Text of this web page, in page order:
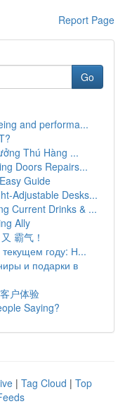
Report Page
Go
and performa...
Thú Hàng ...
Doors Repairs...
Guide
Adjustable Desks...
Current Drinks & ...
Ally
霸气！
текущем году: Н...
и подарки в
户体验
Saying?
| Tag Cloud | Top